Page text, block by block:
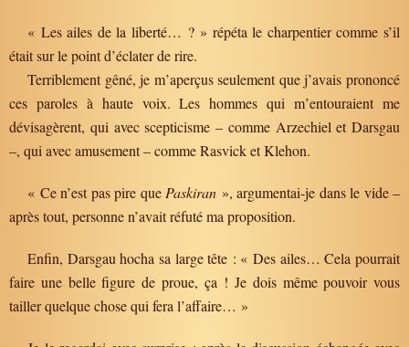
« Les ailes de la liberté… ? » répéta le charpentier comme s’il
était sur le point d’éclater de rire.
Terriblement gêné, je m’aperçus seulement que j’avais prononcé
ces paroles à haute voix. Les hommes qui m’entouraient me
dévisagèrent, qui avec scepticisme – comme Arzechiel et Darsgau
–, qui avec amusement – comme Rasvick et Klehon.
« Ce n’est pas pire que Paskiran », argumentai-je dans le vide –
après tout, personne n’avait réfuté ma proposition.
Enfin, Darsgau hocha sa large tête : « Des ailes… Cela pourrait
faire une belle figure de proue, ça ! Je dois même pouvoir vous
tailler quelque chose qui fera l’affaire… »